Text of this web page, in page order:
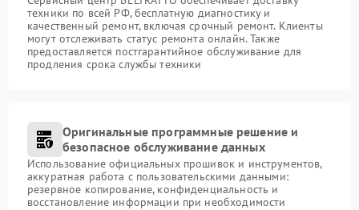
техники по всей РФ, бесплатную диагностику и
качественный ремонт, включая срочный ремонт. Клиенты
могут отслеживать статус ремонта онлайн. Также
предоставляется постгарантийное обслуживание для
продления срока службы техники
Оригинальные программные решение и
безопасное обслуживание данных
Использование официальных прошивок и инструментов,
аккуратная работа с пользовательскими данными:
резервное копирование, конфиденциальность и
восстановление информации при необходимости